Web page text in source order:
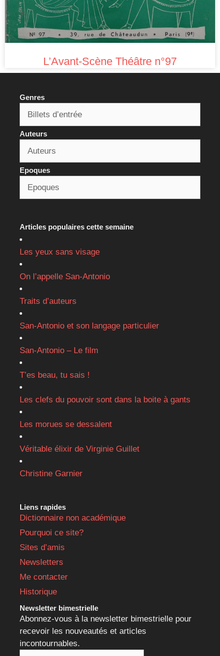
L’Avant-Scène Théâtre n°97
Genres
Auteurs
Epoques
Articles populaires cette semaine
Les yeux sans visage
On l’appelle San-Antonio
Traits d’auteurs
San-Antonio et son langage particulier
San-Antonio – Le film
T’es beau, tu sais !
Les clefs du pouvoir sont dans la boite à gants
Les morues se dessalent
Véritable élixir de Virginie Guillet
Christine Garnier
Liens rapides
Dictionnaire non académique
Pourquoi ce site?
Sites d’amis
Newsletters
Me contacter
Historique
Newsletter bimestrielle
Abonnez-vous à la newsletter bimestrielle pour
recevoir les nouveautés et articles
incontournables.